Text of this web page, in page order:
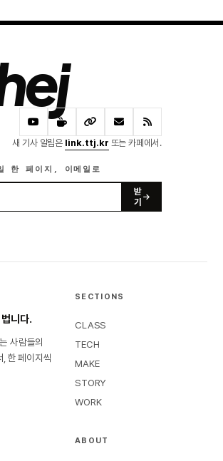
새 기사 알림은 link.ttj.kr 또는 카페에서.
한 페이지, 이메일로
받
기
니다.
사람들의
한 페이지씩
SECTIONS
CLASS
TECH
MAKE
STORY
WORK
ABOUT